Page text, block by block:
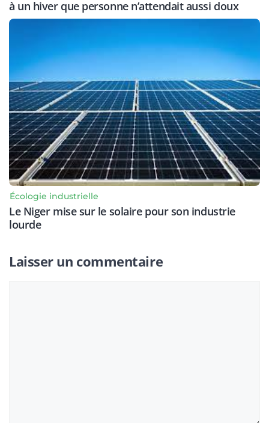
à un hiver que personne n’attendait aussi doux
Écologie industrielle
Le Niger mise sur le solaire pour son industrie
lourde
Laisser un commentaire